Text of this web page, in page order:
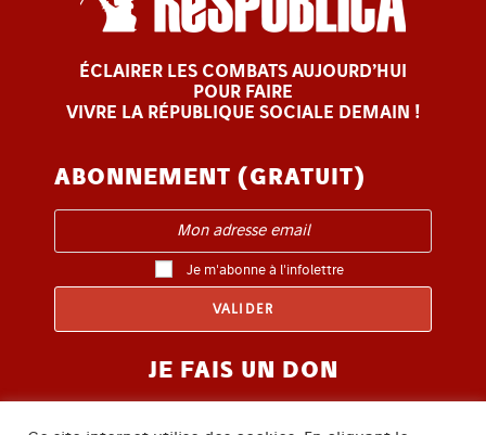
ÉCLAIRER LES COMBATS AUJOURD’HUI
POUR FAIRE
VIVRE LA RÉPUBLIQUE SOCIALE DEMAIN !
ABONNEMENT (GRATUIT)
Je m'abonne à l'infolettre
JE FAIS UN DON